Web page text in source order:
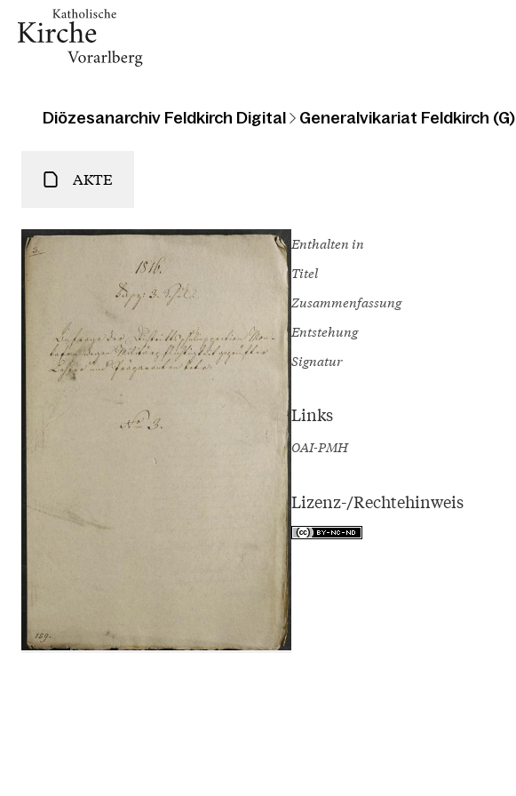
Diözesanarchiv Feldkirch Digital Generalvikariat Feldkirch (G)
AKTE
Enthalten in
Titel
Zusammenfassung
Entstehung
Signatur
Links
OAI-PMH
Lizenz-/Rechtehinweis